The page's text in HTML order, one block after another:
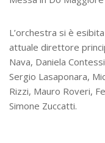
L’orchestra si è
attuale direttore
Nava, Daniela
Sergio Lasaponara,
Rizzi, Mauro Roveri,
Simone Zuccatti.